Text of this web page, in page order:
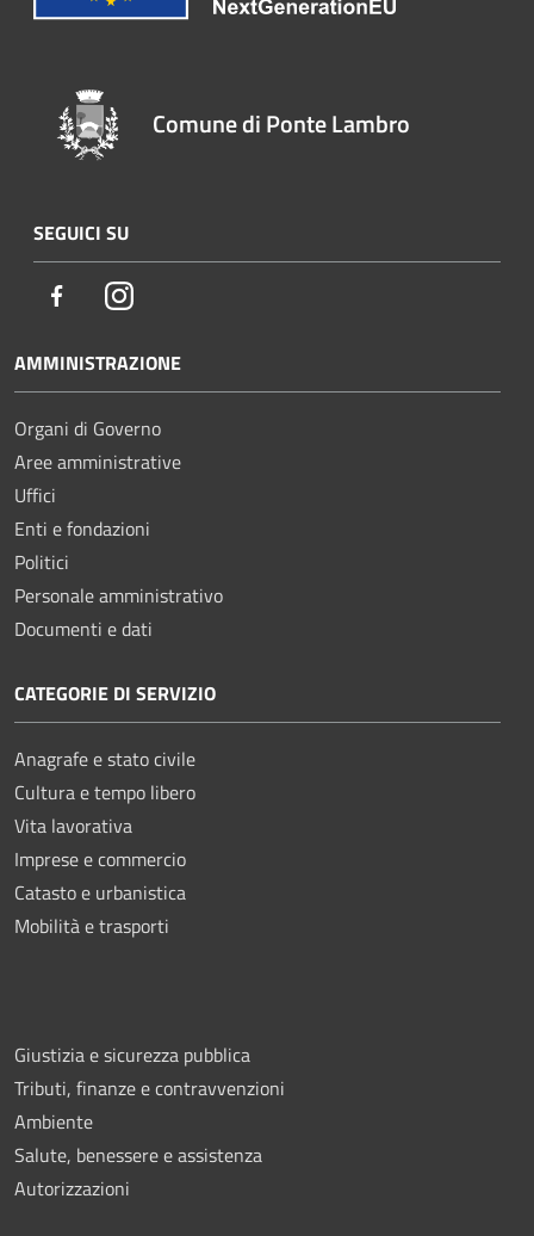
Comune di Ponte Lambro
SEGUICI SU
FacebookInstagram
AMMINISTRAZIONE
Organi di Governo
Aree amministrative
Uffici
Enti e fondazioni
Politici
Personale amministrativo
Documenti e dati
CATEGORIE DI SERVIZIO
Anagrafe e stato civile
Cultura e tempo libero
Vita lavorativa
Imprese e commercio
Catasto e urbanistica
Mobilità e trasporti
Giustizia e sicurezza pubblica
Tributi, finanze e contravvenzioni
Ambiente
Salute, benessere e assistenza
Autorizzazioni